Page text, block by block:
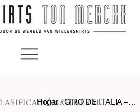
GENERAL
Hogar/GIRO DE ITALIA –…